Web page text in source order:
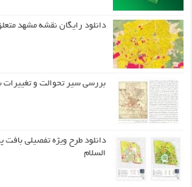
دانلود رایگان نقشه مشهد متعلق
بررسی سیر تحوالت و
دانلود طرح ويژه تفصيلي بافت
السلام